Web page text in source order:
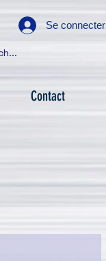
Se connecter
Contact